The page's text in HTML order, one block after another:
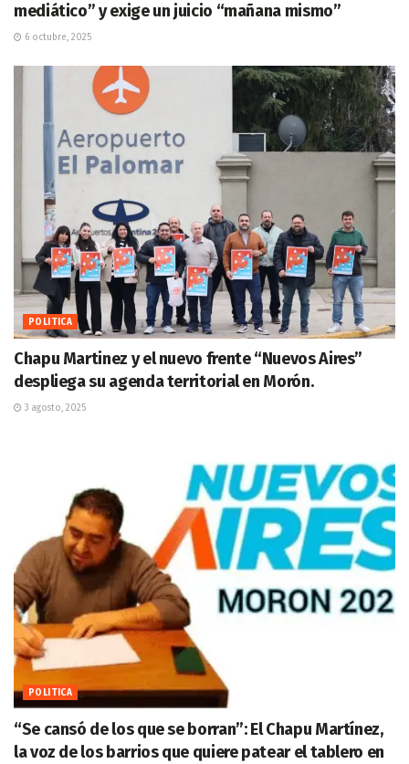
mediático” y exige un juicio “mañana mismo”
6 octubre, 2025
POLITICA
Chapu Martinez y el nuevo frente “Nuevos Aires”
despliega su agenda territorial en Morón.
3 agosto, 2025
POLITICA
“Se cansó de los que se borran”: El Chapu Martínez,
la voz de los barrios que quiere patear el tablero en